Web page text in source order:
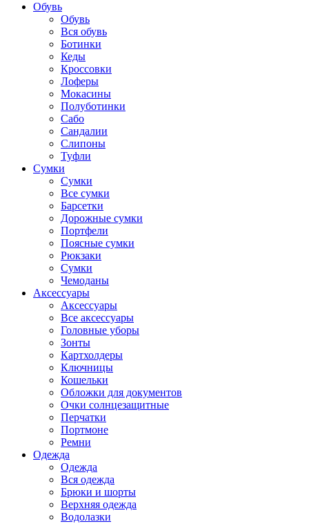
Обувь
Обувь
Вся обувь
Ботинки
Кеды
Кроссовки
Лоферы
Мокасины
Полуботинки
Сабо
Сандалии
Слипоны
Туфли
Сумки
Сумки
Все сумки
Барсетки
Дорожные сумки
Портфели
Поясные сумки
Рюкзаки
Сумки
Чемоданы
Аксессуары
Аксессуары
Все аксессуары
Головные уборы
Зонты
Картхолдеры
Ключницы
Кошельки
Обложки для документов
Очки солнцезащитные
Перчатки
Портмоне
Ремни
Одежда
Одежда
Вся одежда
Брюки и шорты
Верхняя одежда
Водолазки